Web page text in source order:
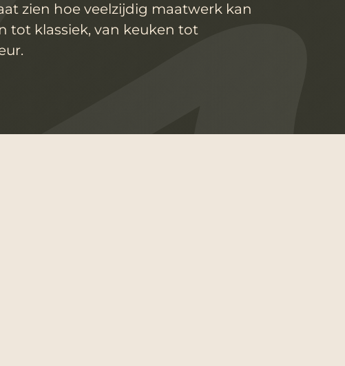
zien hoe veelzijdig maatwerk kan
tot klassiek, van keuken tot